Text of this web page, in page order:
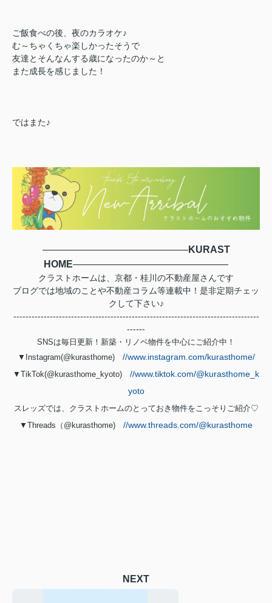
ご飯食べの後、夜のカラオケ♪
む～ちゃくちゃ楽しかったそうで
友達とそんなんする歳になったのか～と
また成長を感じました！
ではまた♪
―――――――――――――――KURAST
HOME――――――――――――――――
クラストホームは、京都・桂川の不動産屋さんです
ブログでは地域のことや不動産コラム等連載中！是非定期チェッ
クして下さい♪
---------------------------------------------------------------------------------
------
SNSは毎日更新！新築・リノベ物件を中心にご紹介中！
▼Instagram(@kurasthome) //www.instagram.com/kurasthome/
▼TikTok(@kurasthome_kyoto) //www.tiktok.com/@kurasthome_k
yoto
スレッズでは、クラストホームのとっておき物件をこっそりご紹介♡
▼Threads（@kurasthome) //www.threads.com/@kurasthome
NEXT